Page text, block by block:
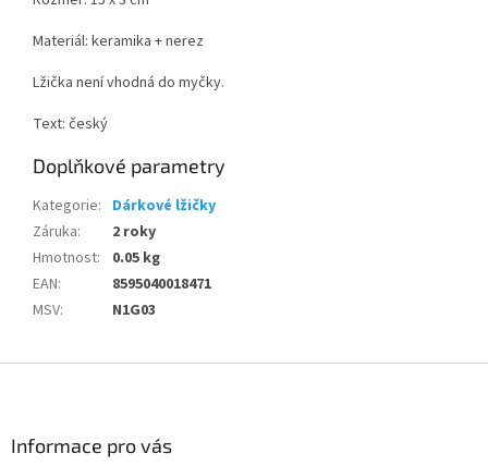
Materiál: keramika + nerez
Lžička není vhodná do myčky.
Text: český
Doplňkové parametry
Kategorie: Dárkové lžičky
Záruka:
2 roky
Hmotnost:
0.05 kg
EAN:
8595040018471
MSV: N1G03
Informace pro vás